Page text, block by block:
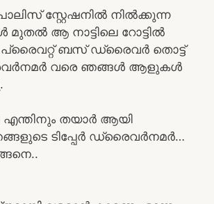
സ്റ്റേഷനിൽ നിൽക്കുന്ന
മുതൽ ആ നാട്ടിലെ റോട്ടിൽ
ബസ് ഡ്രൈവർ തൊട്ട്
വരെ ഞങ്ങൾ ആളുകൾ
തയാർ ആയി
ടിപ്പേർ ഡ്രൈവർനമർ…